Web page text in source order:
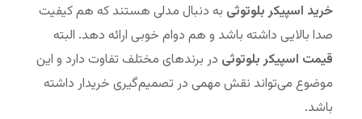
خرید اسپیکر بلوتوثی به دنبال مدلی هستند که هم کیفیت
صدا بالایی داشته باشد و هم دوام خوبی ارائه دهد. البته
قیمت اسپیکر بلوتوثی در برندهای مختلف تفاوت دارد و این
موضوع می‌تواند نقش مهمی در تصمیم‌گیری خریدار داشته
باشد.